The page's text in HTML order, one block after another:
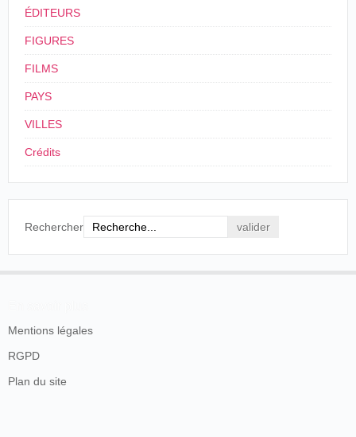
ÉDITEURS
FIGURES
FILMS
PAYS
VILLES
Crédits
Rechercher
Mentions légales
RGPD
Plan du site